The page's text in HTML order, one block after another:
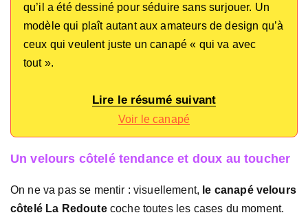
qu’il a été dessiné pour séduire sans surjouer. Un
modèle qui plaît autant aux amateurs de design qu’à
ceux qui veulent juste un canapé « qui va avec
tout ».
Lire le résumé suivant
Voir le canapé
Un velours côtelé tendance et doux au toucher
On ne va pas se mentir : visuellement, le canapé velours
côtelé La Redoutecoche toutes les cases du moment.